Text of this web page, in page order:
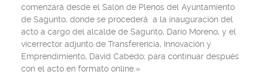
comenzará desde el Salón de Plenos del Ayuntamiento
de Sagunto, donde se procederá a la inauguración del
acto a cargo del alcalde de Sagunto, Darío Moreno, y el
vicerrector adjunto de Transferencia, Innovación y
Emprendimiento, David Cabedo; para continuar después
con el acto en formato online.»